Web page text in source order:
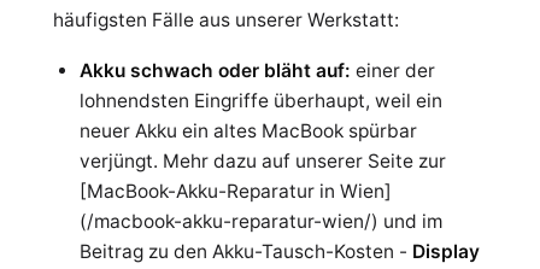
häufigsten Fälle aus unserer Werkstatt:
Akku schwach oder bläht auf: einer der
lohnendsten Eingriffe überhaupt, weil ein
neuer Akku ein altes MacBook spürbar
verjüngt. Mehr dazu auf unserer Seite zur
[MacBook-Akku-Reparatur in Wien]
(/macbook-akku-reparatur-wien/) und im
Beitrag zu den Akku-Tausch-Kosten - Display